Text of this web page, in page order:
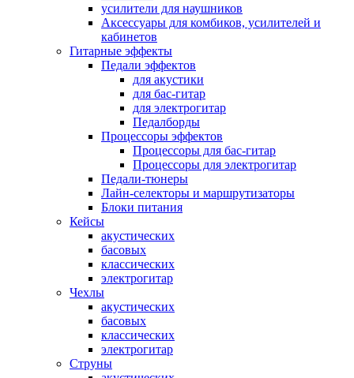
усилители для наушников
Аксессуары для комбиков, усилителей и
кабинетов
Гитарные эффекты
Педали эффектов
для акустики
для бас-гитар
для электрогитар
Педалборды
Процессоры эффектов
Процессоры для бас-гитар
Процессоры для электрогитар
Педали-тюнеры
Лайн-селекторы и маршрутизаторы
Блоки питания
Кейсы
акустических
басовых
классических
электрогитар
Чехлы
акустических
басовых
классических
электрогитар
Струны